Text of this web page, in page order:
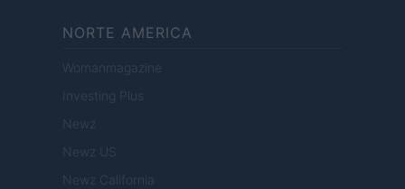
NORTE AMERICA
Womanmagazine
Investing Plus
Newz
Newz US
Newz California